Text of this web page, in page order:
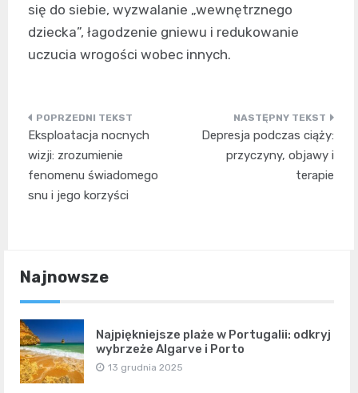
się do siebie, wyzwalanie „wewnętrznego
dziecka”, łagodzenie gniewu i redukowanie
uczucia wrogości wobec innych.
Nawigacja
wpisu
Eksploatacja nocnych
wizji: zrozumienie
fenomenu świadomego
snu i jego korzyści
Depresja podczas ciąży:
przyczyny, objawy i
terapie
Najnowsze
Najpiękniejsze plaże w Portugalii: odkryj
wybrzeże Algarve i Porto
13 grudnia 2025